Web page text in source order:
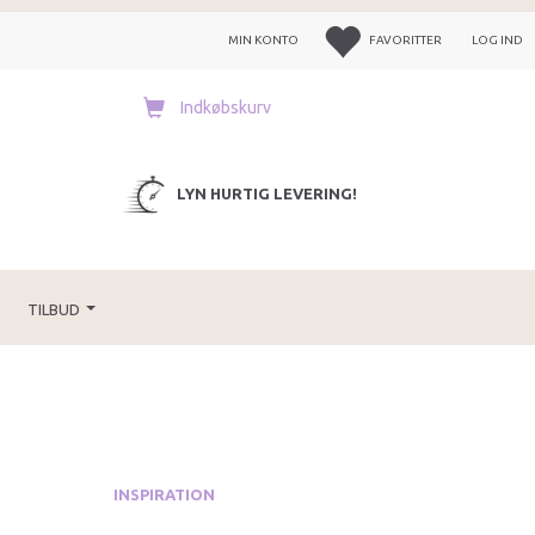
FAVORITTER LOG IND
MIN KONTO
Indkøbskurv
LYN HURTIG LEVERING!
TILBUD
INSPIRATION